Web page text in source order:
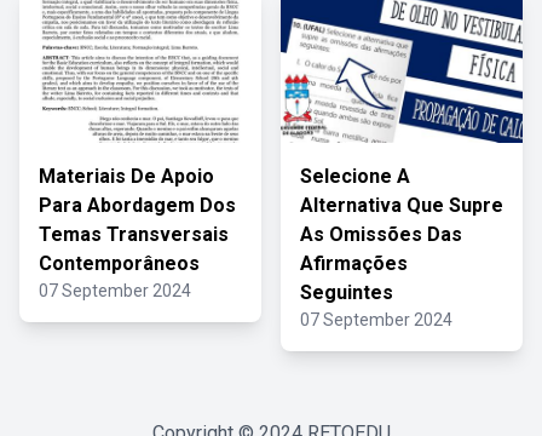
Materiais De Apoio
Para Abordagem Dos
Temas Transversais
Contemporâneos
07 September 2024
Selecione A
Alternativa Que Supre
As Omissões Das
Afirmações
Seguintes
07 September 2024